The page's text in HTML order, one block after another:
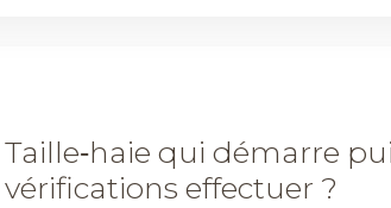
Taille‑haie qui démarre
vérifications effectuer ?